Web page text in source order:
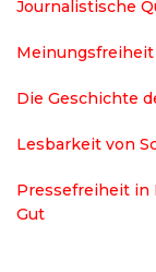
Journalistische
Die Geschichte
Lesbarkeit von
Pressefreiheit in
Gut